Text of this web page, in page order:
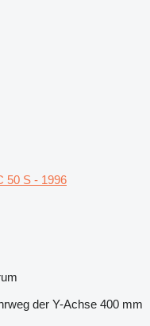
50 S - 1996
der Y-Achse 400 mm